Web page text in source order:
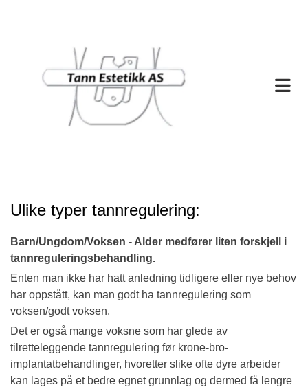
Ulike typer tannregulering:
Barn/Ungdom/Voksen - Alder medfører liten forskjell i
tannreguleringsbehandling.
Enten man ikke har hatt anledning tidligere eller nye behov
har oppstått, kan man godt ha tannregulering som
voksen/godt voksen.
Det er også mange voksne som har glede av
tilretteleggende tannregulering før krone-bro-
implantatbehandlinger, hvoretter slike ofte dyre arbeider
kan lages på et bedre egnet grunnlag og dermed få lengre